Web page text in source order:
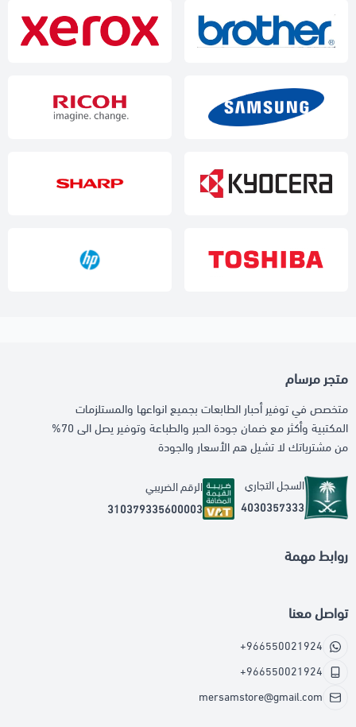
متجر مرسام
متخصص في توفير أحبار الطابعات بجميع انواعها والمستلزمات
المكتبية وأكثر مع ضمان جودة الحبر والطباعة وتوفير يصل الى 70%
من مشترياتك لا تشيل هم الأسعار والجودة
السجل التجاري
4030357333
الرقم الضريبي
310379335600003
روابط مهمة
تواصل معنا
+966550021924
+966550021924
mersamstore@gmail.com